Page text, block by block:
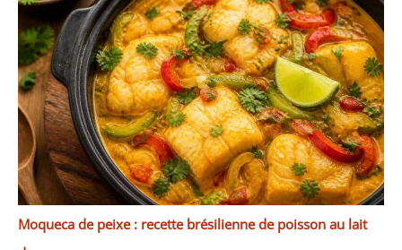
Moqueca de peixe : recette brésilienne de poisson au lait